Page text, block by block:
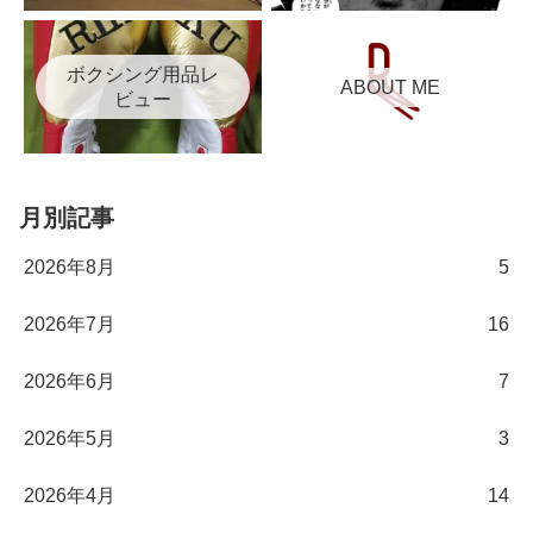
ボクシング用品レ
ビュー
ABOUT ME
月別記事
2026年8月 5
2026年7月 16
2026年6月 7
2026年5月 3
2026年4月 14